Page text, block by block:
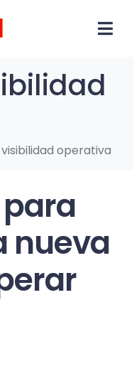
operativa
nueva